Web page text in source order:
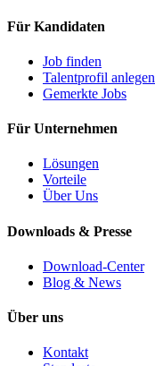
Für Kandidaten
Job finden
Talentprofil anlegen
Gemerkte Jobs
Für Unternehmen
Lösungen
Vorteile
Über Uns
Downloads & Presse
Download-Center
Blog & News
Über uns
Kontakt